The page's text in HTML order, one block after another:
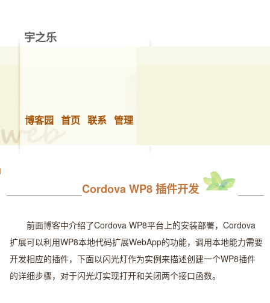
宇之乐
博客园 首页 联系 管理
Cordova WP8 插件开发
前面博客中介绍了Cordova WP8平台上的安装部署，Cordova
扩展可以利用WP8本地代码扩展WebApp的功能，调用本地能力需要
开发相应的插件，下面以闪光灯作为实例来描述创建一个WP8插件
的详细步骤，对于闪光灯实现打开和关闭两个接口函数。